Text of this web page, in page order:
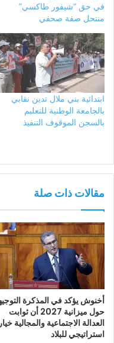
في حق “شيفور طاكسي”
منتحل صفة صحفي
ابتدائية بني ملال تدين نقابي
بالجامعة الوطنية للتعليم
بالسجن الموقوف التنفيذ
مقالات ذات صلة
أخنوش يؤكد في المذكرة
حول ميزانية 2027 أن ثوابت
العدالة الاجتماعية والمجالية خيار
استراتيجي للبلاد